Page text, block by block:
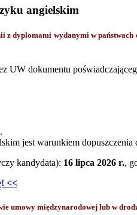
angielskim
dyplomami wydanymi w
dokumentu
jest warunkiem
kandydata): 16 lipca 2026 r.,
<<
umowy międzynarodowej lub w